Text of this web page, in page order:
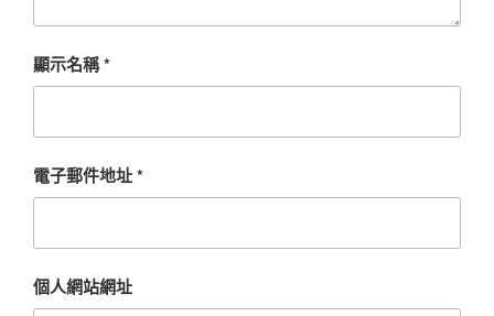
顯示名稱*
電子郵件地址*
個人網站網址